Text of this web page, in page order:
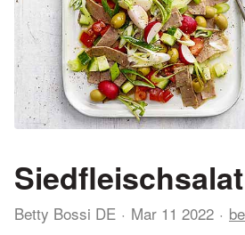
Siedfleischsalat
Betty Bossi DE Mar 11 2022